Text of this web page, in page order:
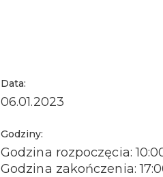
Data:
06.01.2023
Godziny:
Godzina rozpoczęcia:
Godzina zakończenia: